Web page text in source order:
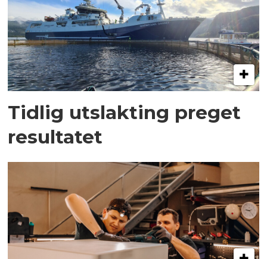
Tidlig utslakting preget
resultatet